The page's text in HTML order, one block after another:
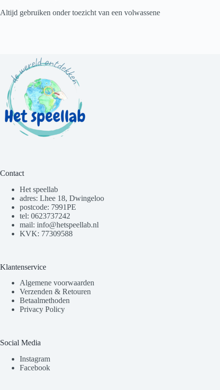
Altijd gebruiken onder toezicht van een volwassene
Contact
Het speellab
adres: Lhee 18, Dwingeloo
postcode: 7991PE
tel: 0623737242
mail: info@hetspeellab.nl
KVK: 77309588
Klantenservice
Algemene voorwaarden
Verzenden & Retouren
Betaalmethoden
Privacy Policy
Social Media
Instagram
Facebook